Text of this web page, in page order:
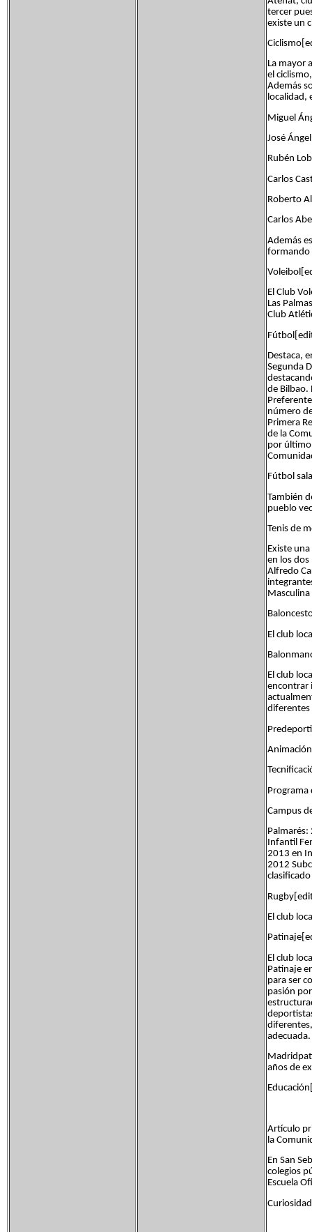
tercer
existe un
La mayor
el
Además
localidad,
Miguel
José
Rubén
Carlos
Roberto
Carlos
Además
formando
El Club
Las
Club
Destaca,
Segunda
de Bilbao.
número
Primera
de la
por
Fútbol
También
pueblo
Tenis de
Existe
en los dos
Alfredo
El club
El club
encontrar
diferentes
Campus
Infantil
2013 en
2012
El club
El club
Patinaje
para ser
pasión
adecuada.
años de
Artículo
la
En San
colegios
Escuela